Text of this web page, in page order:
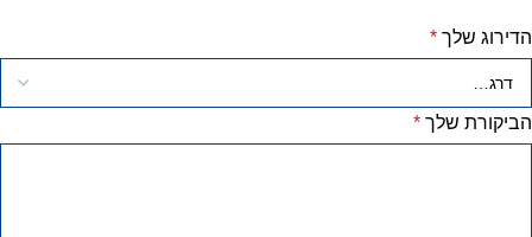
הדירוג שלך *
הביקורת שלך *